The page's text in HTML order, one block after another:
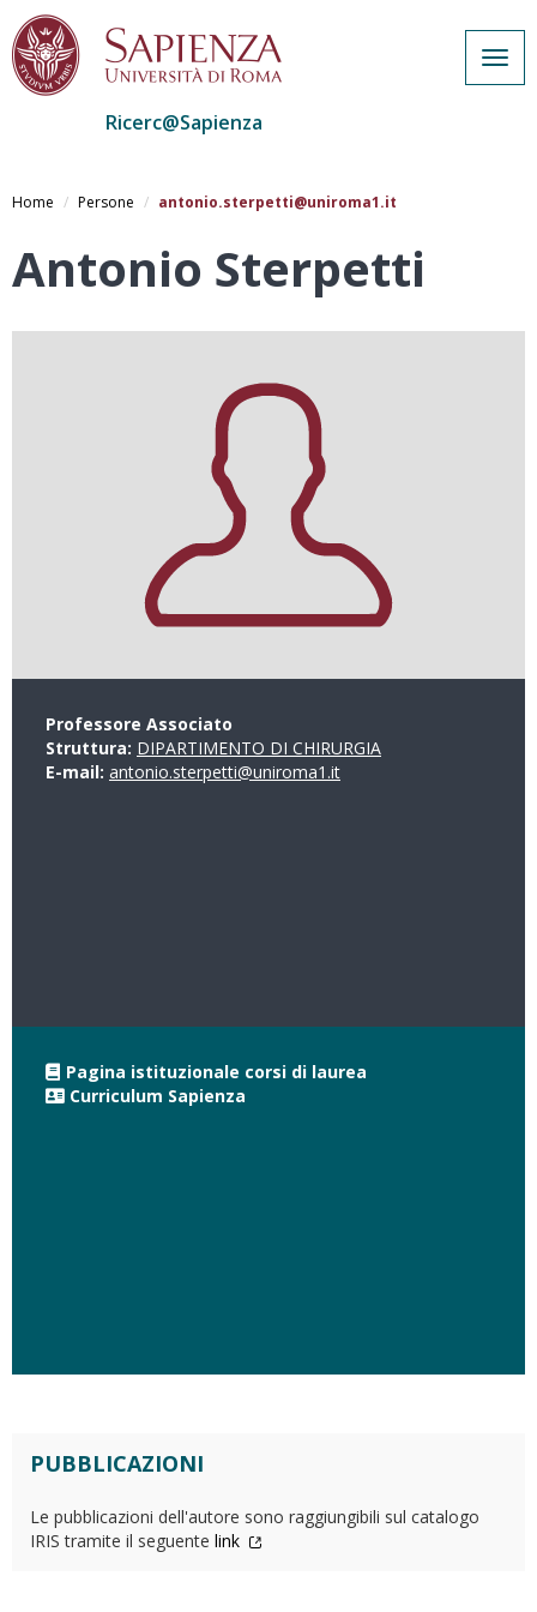
al
Ricerc@Sapienza
Home Persone antonio.sterpetti@uniroma1.it
Antonio Sterpetti
Professore Associato
Struttura: DIPARTIMENTO DI CHIRURGIA
E-mail: antonio.sterpetti@uniroma1.it
Pagina istituzionale corsi di laurea
Curriculum Sapienza
PUBBLICAZIONI
Le pubblicazioni dell'autore sono raggiungibili sul catalogo
IRIS tramite il seguente link